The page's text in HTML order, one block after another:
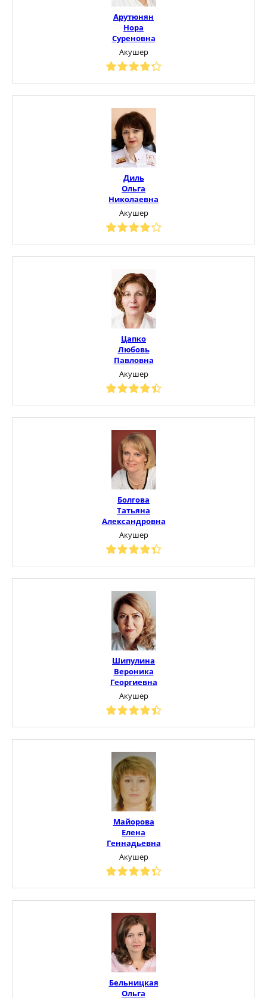
Арутюнян
Нора
Суреновна
Акушер
Диль
Ольга
Николаевна
Акушер
Цапко
Любовь
Павловна
Акушер
Болгова
Татьяна
Александровна
Акушер
Шипулина
Вероника
Георгиевна
Акушер
Майорова
Елена
Геннадьевна
Акушер
Бельницкая
Ольга